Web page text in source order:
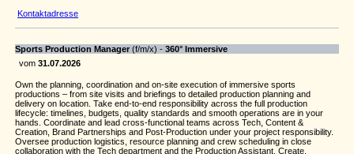
Kontaktadresse
Sports Production Manager (f/m/x) - 360° Immersive
vom 31.07.2026
Own the planning, coordination and on-site execution of immersive sports
productions – from site visits and briefings to detailed production planning and
delivery on location. Take end-to-end responsibility across the full production
lifecycle: timelines, budgets, quality standards and smooth operations are in your
hands. Coordinate and lead cross-functional teams across Tech, Content &
Creation, Brand Partnerships and Post-Production under your project responsibility.
Oversee production logistics, resource planning and crew scheduling in close
collaboration with the Tech department and the Production Assistant. Create,